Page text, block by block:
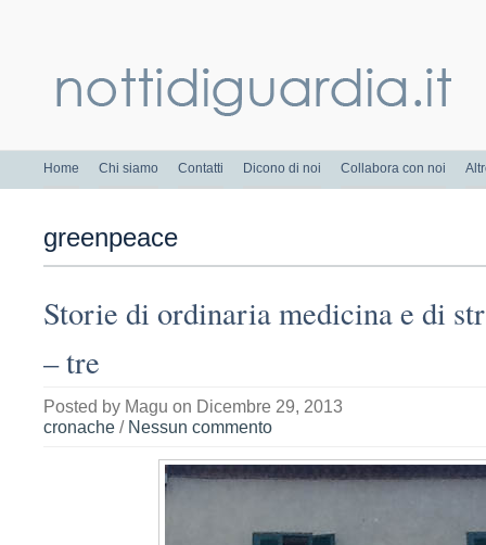
Home Chi siamo Contatti Dicono di noi Collabora con noi
greenpeace
Storie di ordinaria medicina e di
– tre
Posted by Magu on Dicembre 29, 2013
cronache / Nessun commento